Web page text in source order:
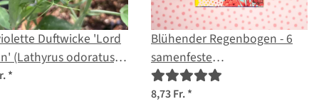
Duftwicke 'Lord
(Lathyrus odoratus)
*
Blühender Regenbogen - 6
samenfeste
Blumenmischungen -
spektakulär & farbenfroh -
8,73 Fr.*